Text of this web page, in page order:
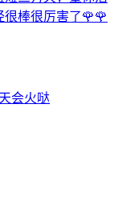
棒很厉害了🌹🌹
会火哒